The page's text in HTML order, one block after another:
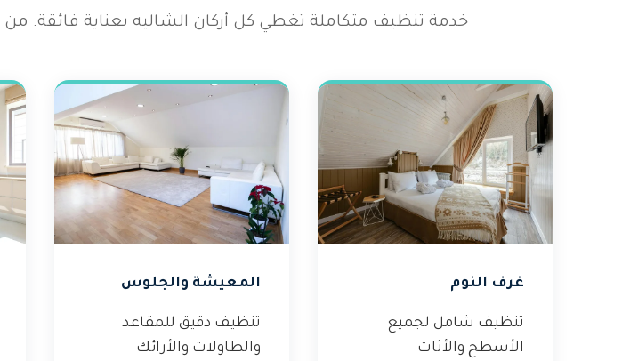
خدمة تنظيف متكاملة تغطي كل أركان الشاليه بعناية فائقة. من
غرف النوم
تنظيف شامل لجميع
الأسطح والأثاث
المعيشة والجلوس
تنظيف دقيق للمقاعد
والطاولات والأرائك